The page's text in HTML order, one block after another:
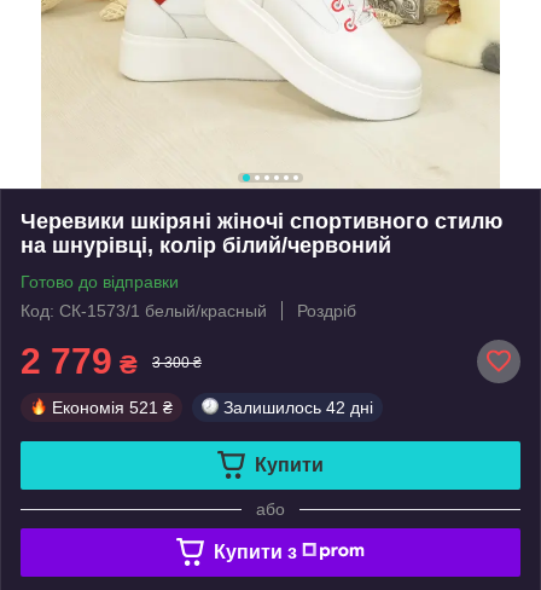
Черевики шкіряні жіночі спортивного стилю
на шнурівці, колір білий/червоний
Готово до відправки
Код: СК-1573/1 белый/красный
Роздріб
2 779 ₴ 3 300 ₴
Економія 521 ₴ Залишилось 42 дні
Купити
або
Купити з